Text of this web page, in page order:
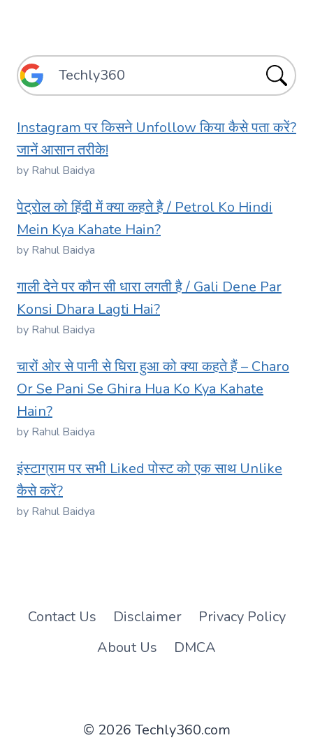
Instagram पर किसने Unfollow किया कैसे पता करें?
जानें आसान तरीके!
by Rahul Baidya
पेट्रोल को हिंदी में क्या कहते है / Petrol Ko Hindi
Mein Kya Kahate Hain?
by Rahul Baidya
गाली देने पर कौन सी धारा लगती है / Gali Dene Par
Konsi Dhara Lagti Hai?
by Rahul Baidya
चारों ओर से पानी से घिरा हुआ को क्या कहते हैं – Charo
Or Se Pani Se Ghira Hua Ko Kya Kahate
Hain?
by Rahul Baidya
इंस्टाग्राम पर सभी Liked पोस्ट को एक साथ Unlike
कैसे करें?
by Rahul Baidya
Contact Us Disclaimer
Privacy Policy
About Us
DMCA
© 2026 Techly360.com